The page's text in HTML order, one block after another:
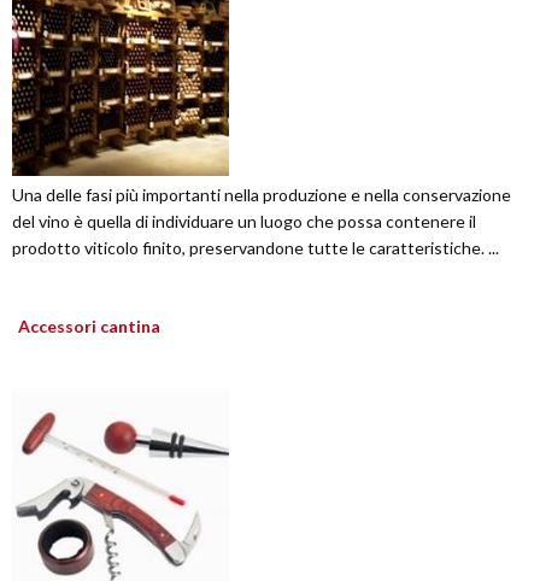
Una delle fasi più importanti nella produzione e nella conservazione
del vino è quella di individuare un luogo che possa contenere il
prodotto viticolo finito, preservandone tutte le caratteristiche. ...
Accessori cantina